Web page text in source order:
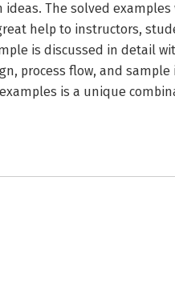
The solved
help to instructors,
is discussed in detail
process flow, and
is a unique